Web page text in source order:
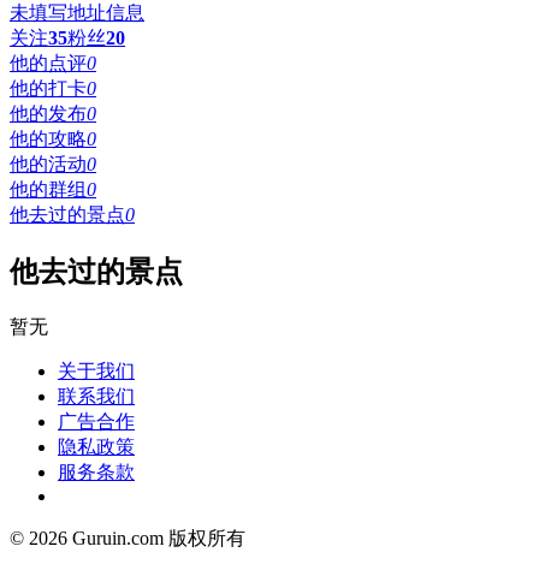
未填写地址信息
关注35粉丝20
他的点评0
他的打卡0
他的发布0
他的攻略0
他的活动0
他的群组0
他去过的景点0
他去过的景点
暂无
关于我们
联系我们
广告合作
隐私政策
服务条款
© 2026 Guruin.com 版权所有